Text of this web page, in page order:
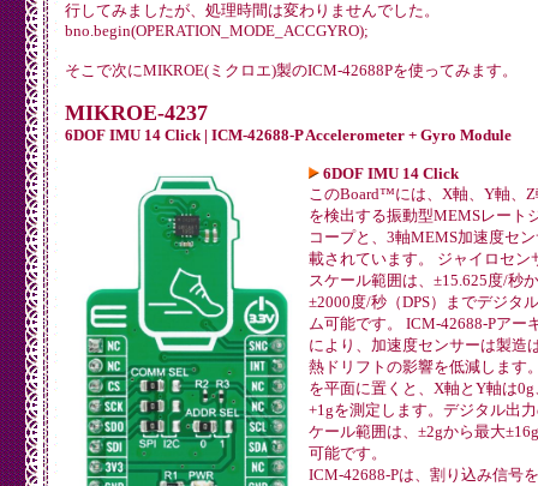
行してみましたが、処理時間は変わりませんでした。
bno.begin(OPERATION_MODE_ACCGYRO);
そこで次にMIKROE(ミクロエ)製のICM-42688Pを使ってみます。
MIKROE-4237
6DOF IMU 14 Click | ICM-42688-P Accelerometer + Gyro Module
6DOF IMU 14 Click
このBoard™には、X軸、Y軸、
を検出する振動型MEMSレート
コープと、3軸MEMS加速度セ
載されています。 ジャイロセン
スケール範囲は、±15.625度/秒
±2000度/秒（DPS）までデジタ
ム可能です。 ICM-42688-Pアー
により、加速度センサーは製造
熱ドリフトの影響を低減します
を平面に置くと、X軸とY軸は0g
+1gを測定します。デジタル出
ケール範囲は、±2gから最大
可能です。
ICM-42688-Pは、割り込み信号